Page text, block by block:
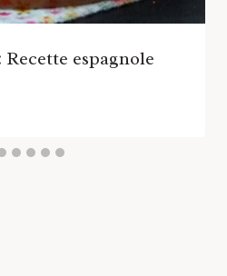
espagnole